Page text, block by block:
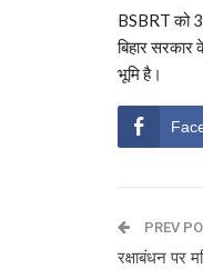
BSBRT को
बिहार
भूमि है।
PREV
रक्षाबंधन पर